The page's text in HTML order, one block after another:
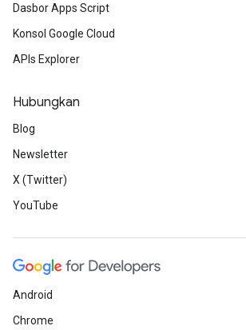
Dasbor Apps Script
Konsol Google Cloud
APIs Explorer
Hubungkan
Blog
Newsletter
X (Twitter)
YouTube
Android
Chrome